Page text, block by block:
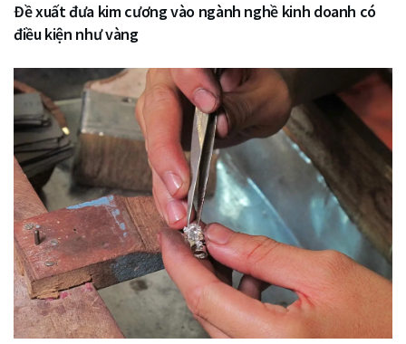
Đề xuất đưa kim cương vào ngành nghề kinh doanh có
điều kiện như vàng